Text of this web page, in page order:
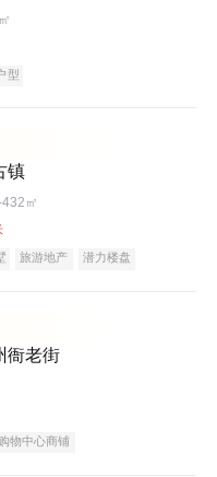
型
镇
㎡
旅游地产
潜力楼盘
衙老街
购物中心商铺